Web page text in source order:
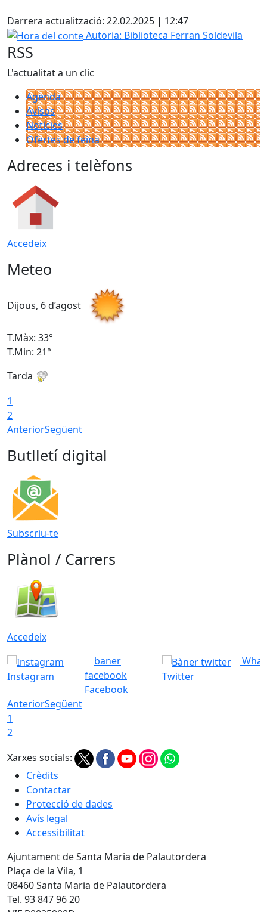
Darrera actualització: 22.02.2025 | 12:47
Hora del conte
Autoria: Biblioteca Ferran Soldevila
RSS
L'actualitat a un clic
Agenda
Avisos
Notícies
Ofertes de feina
Adreces i telèfons
Accedeix
Meteo
Dijous, 6 d’agost
T.Màx: 33°
T.Min: 21°
Tarda
1
2
AnteriorSegüent
Butlletí digital
Subscriu-te
Plànol / Carrers
Accedeix
Instagram
Facebook
Twitter
AnteriorSegüent
1
2
Xarxes socials:
Crèdits
Contactar
Protecció de dades
Avís legal
Accessibilitat
Ajuntament de Santa Maria de Palautordera
Plaça de la Vila, 1
08460 Santa Maria de Palautordera
Tel. 93 847 96 20